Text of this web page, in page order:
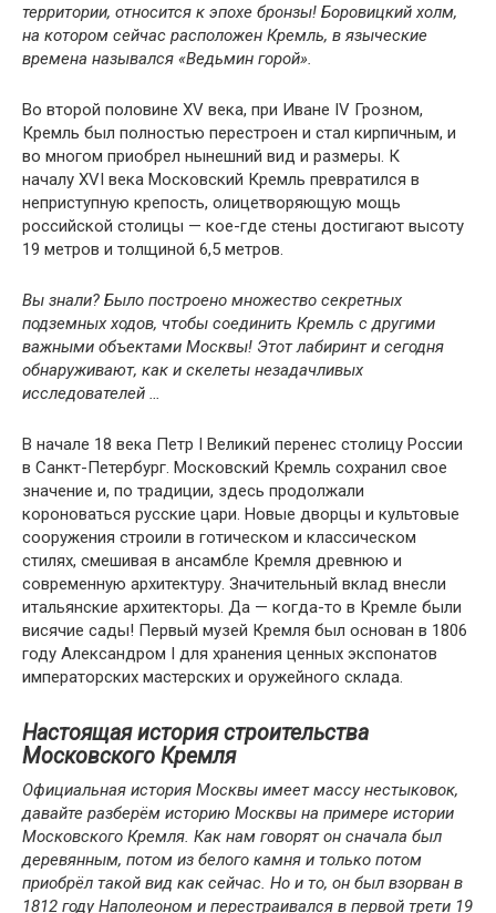
территории, относится к эпохе бронзы! Боровицкий холм,
на котором сейчас расположен Кремль, в языческие
времена назывался «Ведьмин горой».
Во второй половине XV века, при Иване IV Грозном,
Кремль был полностью перестроен и стал кирпичным, и
во многом приобрел нынешний вид и размеры. К
началу XVI века Московский Кремль превратился в
неприступную крепость, олицетворяющую мощь
российской столицы — кое-где стены достигают высоту
19 метров и толщиной 6,5 метров.
Вы знали? Было построено множество секретных
подземных ходов, чтобы соединить Кремль с другими
важными объектами Москвы! Этот лабиринт и сегодня
обнаруживают, как и скелеты незадачливых
исследователей …
В начале 18 века Петр I Великий перенес столицу России
в Санкт-Петербург. Московский Кремль сохранил свое
значение и, по традиции, здесь продолжали
короноваться русские цари. Новые дворцы и культовые
сооружения строили в готическом и классическом
стилях, смешивая в ансамбле Кремля древнюю и
современную архитектуру. Значительный вклад внесли
итальянские архитекторы. Да — когда-то в Кремле были
висячие сады! Первый музей Кремля был основан в 1806
году Александром I для хранения ценных экспонатов
императорских мастерских и оружейного склада.
Настоящая история строительства
Московского Кремля
Официальная история Москвы имеет массу нестыковок,
давайте разберём историю Москвы на примере истории
Московского Кремля. Как нам говорят он сначала был
деревянным, потом из белого камня и только потом
приобрёл такой вид как сейчас. Но и то, он был взорван в
1812 году Наполеоном и перестраивался в первой трети 19